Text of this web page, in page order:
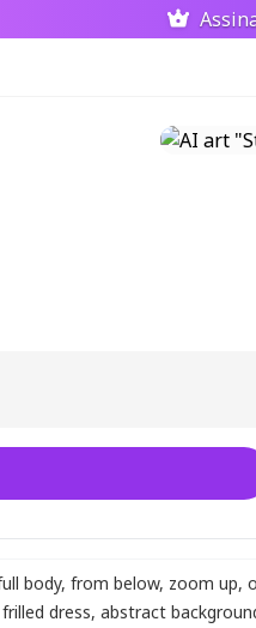
body, from below, zoom up,
dress, abstract